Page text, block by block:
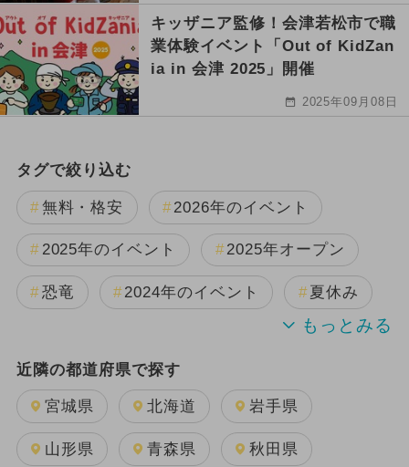
キッザニア監修！会津若松市で職
業体験イベント「Out of KidZan
ia in 会津 2025」開催
2025年09月08日
タグで絞り込む
無料・格安 2026年のイベント
2025年のイベント 2025年オープン
恐竜 2024年のイベント 夏休み
2024年7月のイベント
日帰り 2025年11月のイベント
2024年9月のイベント
近隣の都道府県で探す
宮城県 北海道 岩手県
山形県 青森県 秋田県